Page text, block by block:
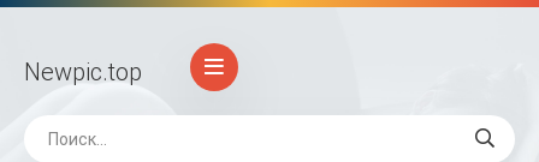
Newpic.top